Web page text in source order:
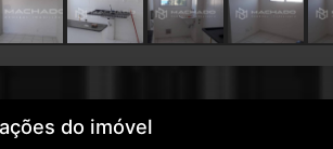
do imóvel